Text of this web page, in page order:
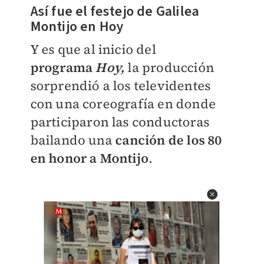
Así fue el festejo de Galilea
Montijo en Hoy
Y es que al inicio del
programa Hoy, la producción
sorprendió a los televidentes
con una coreografía en donde
participaron las conductoras
bailando una canción de los 80
en honor a Montijo.